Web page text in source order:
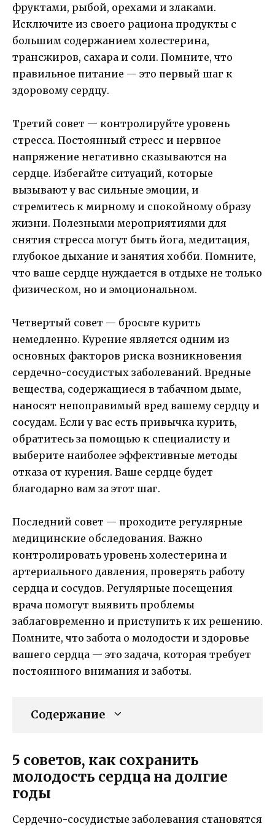
фруктами, рыбой, орехами и злаками.
Исключите из своего рациона продукты с
большим содержанием холестерина,
трансжиров, сахара и соли. Помните, что
правильное питание — это первый шаг к
здоровому сердцу.
Третий совет — контролируйте уровень
стресса. Постоянный стресс и нервное
напряжение негативно сказываются на
сердце. Избегайте ситуаций, которые
вызывают у вас сильные эмоции, и
стремитесь к мирному и спокойному образу
жизни. Полезными мероприятиями для
снятия стресса могут быть йога, медитация,
глубокое дыхание и занятия хобби. Помните,
что ваше сердце нуждается в отдыхе не только
физическом, но и эмоциональном.
Четвертый совет — бросьте курить
немедленно. Курение является одним из
основных факторов риска возникновения
сердечно-сосудистых заболеваний. Вредные
вещества, содержащиеся в табачном дыме,
наносят непоправимый вред вашему сердцу и
сосудам. Если у вас есть привычка курить,
обратитесь за помощью к специалисту и
выберите наиболее эффективные методы
отказа от курения. Ваше сердце будет
благодарно вам за этот шаг.
Последний совет — проходите регулярные
медицинские обследования. Важно
контролировать уровень холестерина и
артериального давления, проверять работу
сердца и сосудов. Регулярные посещения
врача помогут выявить проблемы
заблаговременно и приступить к их решению.
Помните, что забота о молодости и здоровье
вашего сердца — это задача, которая требует
постоянного внимания и заботы.
Содержание
5 советов, как сохранить
молодость сердца на долгие
годы
Сердечно-сосудистые заболевания становятся